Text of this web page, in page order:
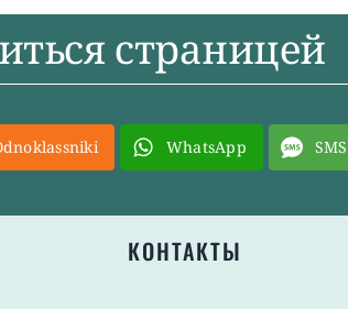
страницей
WhatsApp SMS
КОНТАКТЫ